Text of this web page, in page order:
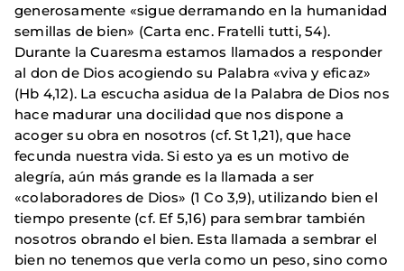
generosamente «sigue derramando en la humanidad
semillas de bien» (Carta enc. Fratelli tutti, 54).
Durante la Cuaresma estamos llamados a responder
al don de Dios acogiendo su Palabra «viva y eficaz»
(Hb 4,12). La escucha asidua de la Palabra de Dios nos
hace madurar una docilidad que nos dispone a
acoger su obra en nosotros (cf. St 1,21), que hace
fecunda nuestra vida. Si esto ya es un motivo de
alegría, aún más grande es la llamada a ser
«colaboradores de Dios» (1 Co 3,9), utilizando bien el
tiempo presente (cf. Ef 5,16) para sembrar también
nosotros obrando el bien. Esta llamada a sembrar el
bien no tenemos que verla como un peso, sino como